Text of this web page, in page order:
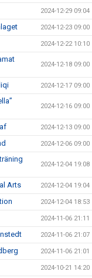
2024-12-29 09:04
2024-12-23 09:00
2024-12-22 10:10
2024-12-18 09:00
2024-12-17 09:00
2024-12-16 09:00
2024-12-13 09:00
2024-12-06 09:00
2024-12-04 19:08
Arts 2024-12-04 19:04
2024-12-04 18:53
2024-11-06 21:11
2024-11-06 21:07
2024-11-06 21:01
2024-10-21 14:20